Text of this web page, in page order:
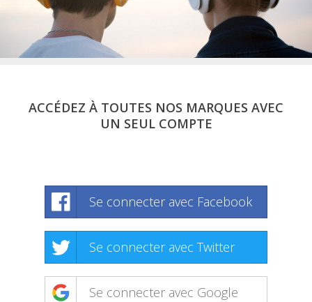
ACCÉDEZ À TOUTES NOS MARQUES AVEC
UN SEUL COMPTE
Se connecter avec Facebook
Se connecter avec Twitter
Se connecter avec Google